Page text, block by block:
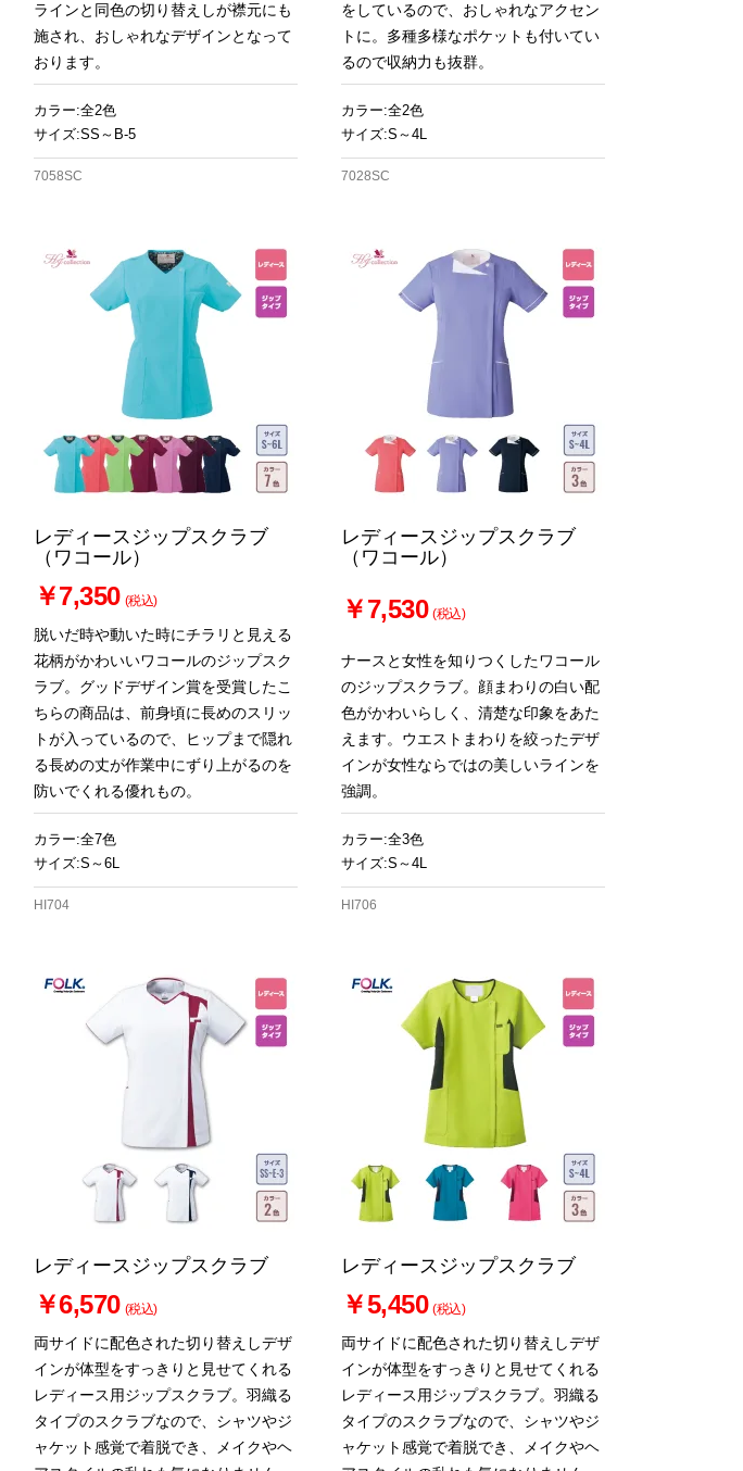
ラインと同色の切り替えしが襟元にも
施され、おしゃれなデザインとなって
おります。
カラー:全2色
サイズ:SS～B-5
7058SC
をしているので、おしゃれなアクセン
トに。多種多様なポケットも付いてい
るので収納力も抜群。
カラー:全2色
サイズ:S～4L
7028SC
レディースジップスクラブ
（ワコール）
￥7,350 (税込)
脱いだ時や動いた時にチラリと見える
花柄がかわいいワコールのジップスク
ラブ。グッドデザイン賞を受賞したこ
ちらの商品は、前身頃に長めのスリッ
トが入っているので、ヒップまで隠れ
る長めの丈が作業中にずり上がるのを
防いでくれる優れもの。
カラー:全7色
サイズ:S～6L
HI704
レディースジップスクラブ
（ワコール）
￥7,530 (税込)
ナースと女性を知りつくしたワコール
のジップスクラブ。顔まわりの白い配
色がかわいらしく、清楚な印象をあた
えます。ウエストまわりを絞ったデザ
インが女性ならではの美しいラインを
強調。
カラー:全3色
サイズ:S～4L
HI706
レディースジップスクラブ
￥6,570 (税込)
両サイドに配色された切り替えしデザ
インが体型をすっきりと見せてくれる
レディース用ジップスクラブ。羽織る
タイプのスクラブなので、シャツやジ
ャケット感覚で着脱でき、メイクやヘ
レディースジップスクラブ
￥5,450 (税込)
両サイドに配色された切り替えしデザ
インが体型をすっきりと見せてくれる
レディース用ジップスクラブ。羽織る
タイプのスクラブなので、シャツやジ
ャケット感覚で着脱でき、メイクやヘ
カートへ進む